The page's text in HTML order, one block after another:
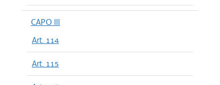
CAPO III
Art. 114
Art. 115